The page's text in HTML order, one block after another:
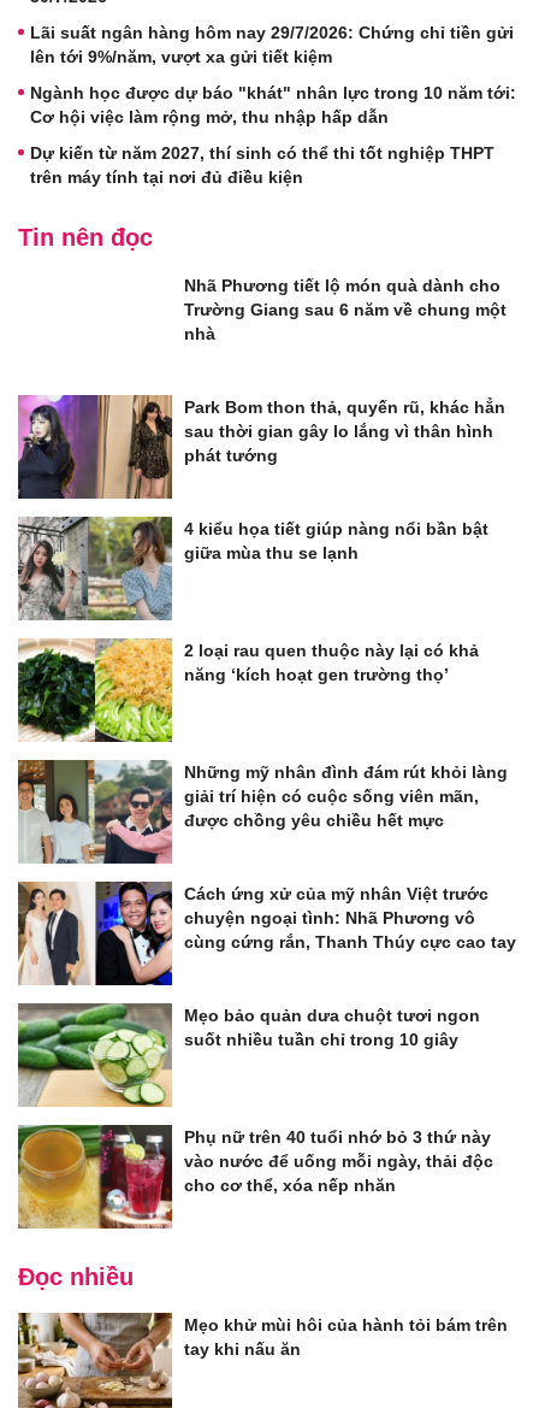
Lãi suất ngân hàng hôm nay 29/7/2026: Chứng chỉ tiền gửi
lên tới 9%/năm, vượt xa gửi tiết kiệm
Ngành học được dự báo "khát" nhân lực trong 10 năm tới:
Cơ hội việc làm rộng mở, thu nhập hấp dẫn
Dự kiến từ năm 2027, thí sinh có thể thi tốt nghiệp THPT
trên máy tính tại nơi đủ điều kiện
Tin nên đọc
Nhã Phương tiết lộ món quà dành cho
Trường Giang sau 6 năm về chung một
nhà
Park Bom thon thả, quyến rũ, khác hẳn
sau thời gian gây lo lắng vì thân hình
phát tướng
4 kiểu họa tiết giúp nàng nổi bần bật
giữa mùa thu se lạnh
2 loại rau quen thuộc này lại có khả
năng ‘kích hoạt gen trường thọ’
Những mỹ nhân đình đám rút khỏi làng
giải trí hiện có cuộc sống viên mãn,
được chồng yêu chiều hết mực
Cách ứng xử của mỹ nhân Việt trước
chuyện ngoại tình: Nhã Phương vô
cùng cứng rắn, Thanh Thúy cực cao tay
Mẹo bảo quản dưa chuột tươi ngon
suốt nhiều tuần chỉ trong 10 giây
Phụ nữ trên 40 tuổi nhớ bỏ 3 thứ này
vào nước để uống mỗi ngày, thải độc
cho cơ thể, xóa nếp nhăn
Đọc nhiều
Mẹo khử mùi hôi của hành tỏi bám trên
tay khi nấu ăn